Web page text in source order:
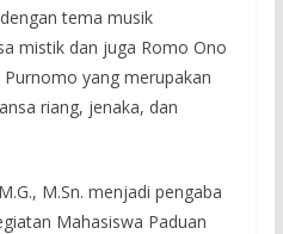
tema musik
mistik dan juga Romo Ono
yang merupakan
riang, jenaka, dan
M.Sn. menjadi pengaba
Mahasiswa Paduan